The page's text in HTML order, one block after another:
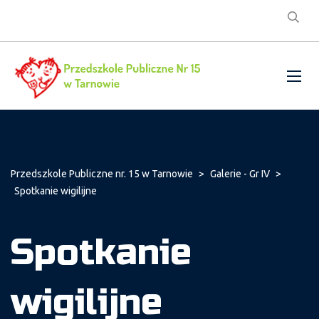
Przedszkole Publiczne nr. 15 w Tarnowie > Galerie - Gr IV >
Spotkanie wigilijne
Spotkanie
wigilijne